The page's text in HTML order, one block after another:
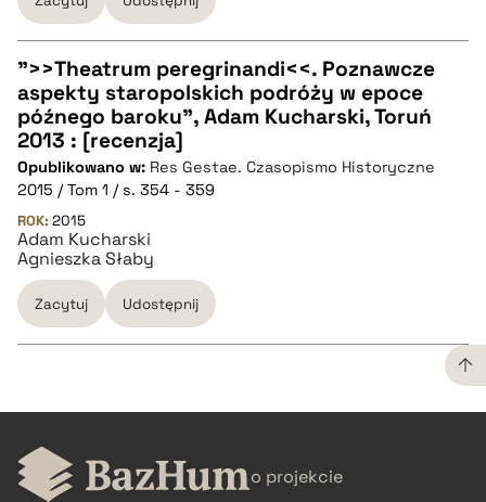
CZYSTY TEKST
pobierz cytat
BIBTEX
pobierz cytat
">>Theatrum peregrinandi<<. Poznawcze
aspekty staropolskich podróży w epoce
późnego baroku", Adam Kucharski, Toruń
2013 : [recenzja]
Opublikowano w: Res Gestae. Czasopismo Historyczne
2015 / Tom 1 / s. 354 - 359
ROK: 2015
Adam Kucharski
Agnieszka Słaby
Zacytuj Udostępnij
CZYSTY TEKST
pobierz cytat o projekcie